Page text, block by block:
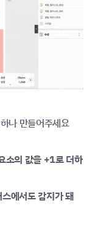
나 만들어주세요
소의 값을 +1로 더하
에서도 감지가 돼